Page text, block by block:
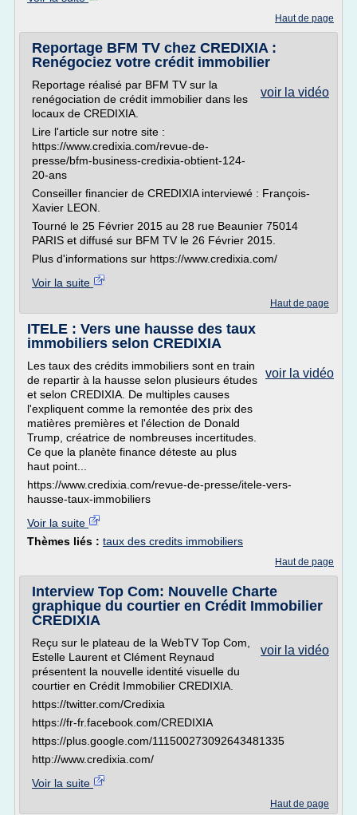
Haut de page
Reportage BFM TV chez CREDIXIA :
Renégociez votre crédit immobilier
voir la vidéo
Reportage réalisé par BFM TV sur la
renégociation de crédit immobilier dans les
locaux de CREDIXIA.
Lire l'article sur notre site :
https://www.credixia.com/revue-de-
presse/bfm-business-credixia-obtient-124-
20-ans
Conseiller financier de CREDIXIA interviewé : François-
Xavier LEON.
Tourné le 25 Février 2015 au 28 rue Beaunier 75014
PARIS et diffusé sur BFM TV le 26 Février 2015.
Plus d'informations sur https://www.credixia.com/
Voir la suite
Haut de page
ITELE : Vers une hausse des taux
immobiliers selon CREDIXIA
voir la vidéo
Les taux des crédits immobiliers sont en train
de repartir à la hausse selon plusieurs études
et selon CREDIXIA. De multiples causes
l'expliquent comme la remontée des prix des
matières premières et l'élection de Donald
Trump, créatrice de nombreuses incertitudes.
Ce que la planète finance déteste au plus
haut point...
https://www.credixia.com/revue-de-presse/itele-vers-
hausse-taux-immobiliers
Voir la suite
Thèmes liés : taux des credits immobiliers
Haut de page
Interview Top Com: Nouvelle Charte
graphique du courtier en Crédit Immobilier
CREDIXIA
voir la vidéo
Reçu sur le plateau de la WebTV Top Com,
Estelle Laurent et Clément Reynaud
présentent la nouvelle identité visuelle du
courtier en Crédit Immobilier CREDIXIA.
https://twitter.com/Credixia
https://fr-fr.facebook.com/CREDIXIA
https://plus.google.com/111500273092643481335
http://www.credixia.com/
Voir la suite
Haut de page